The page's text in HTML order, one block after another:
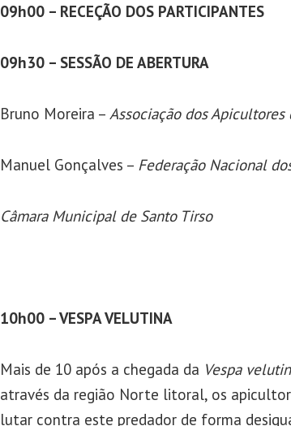
09h00 – RECEÇÃO DOS PARTICIPANTES
09h30 – SESSÃO DE ABERTURA
Bruno Moreira –Associação dos
Manuel Gonçalves – Federação Nacional
Câmara Municipal de Santo Tirso
10h00 – VESPA VELUTINA
Mais de 10 após a chegada da Vespa
através da região Norte litoral, os
lutar contra este predador de forma